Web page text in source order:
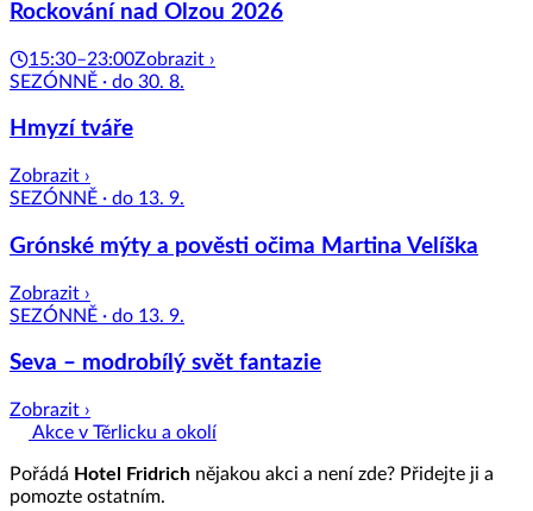
Rockování nad Olzou 2026
15:30–23:00Zobrazit ›
SEZÓNNĚ · do 30. 8.
Hmyzí tváře
Zobrazit ›
SEZÓNNĚ · do 13. 9.
Grónské mýty a pověsti očima Martina Velíška
Zobrazit ›
SEZÓNNĚ · do 13. 9.
Seva – modrobílý svět fantazie
Zobrazit ›
Akce v Těrlicku a okolí
Pořádá Hotel Fridrich nějakou akci a není zde? Přidejte ji a
pomozte ostatním.